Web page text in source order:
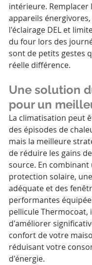
intérieure. Remplacer
appareils
l'éclairage DEL et
du four lors des
sont de petits gestes
réelle différence.
Une solution
pour un
La climatisation peut
des épisodes de
mais la meilleure
de réduire les gains
source. En combinant
protection solaire,
adéquate et des
performantes
pellicule Thermocoat,
d'améliorer
confort de votre
réduisant votre
d'énergie.